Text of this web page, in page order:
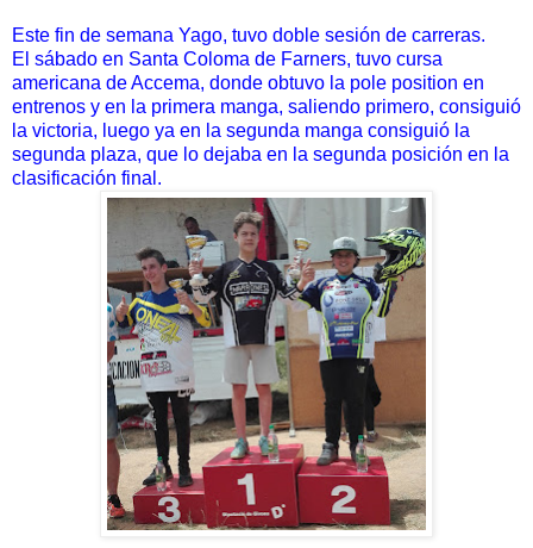
Este fin de semana Yago, tuvo doble sesión de carreras.
El sábado en Santa Coloma de Farners, tuvo cursa
americana de Accema, donde obtuvo la pole position en
entrenos y en la primera manga, saliendo primero, consiguió
la victoria, luego ya en la segunda manga consiguió la
segunda plaza, que lo dejaba en la segunda posición en la
clasificación final.